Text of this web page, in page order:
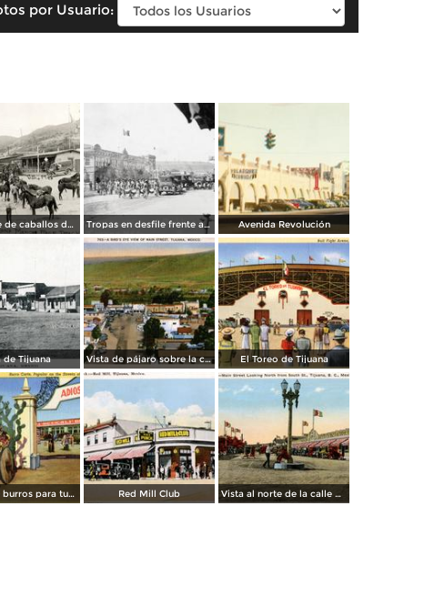
por Usuario:
Transporte de caballos del hipódromo hacia Estados Unidos Tropas en desfile frente al Palacio Federal Avenida Revolución
de Tijuana Vista de pájaro sobre la calle principal de Tijuana El Toreo de Tijuana
Carreta de burros para turistas Red Mill Club Vista al norte de la calle principal, desde la Calle Sur